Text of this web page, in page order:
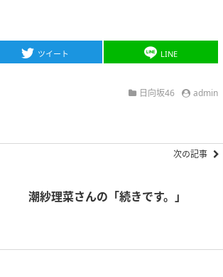
ツイート LINE
日向坂46 admin
次の記事
潮紗理菜さんの「続きです。」